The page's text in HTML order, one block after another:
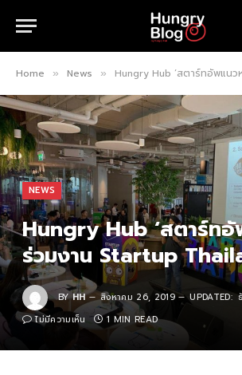
Home » News » Hungry Hub ‘สตาร์ทอัพแนวหน้า’ ร่ว
NEWS
Hungry Hub ‘สตาร์ทอั
ร่วมงาน Startup
BY HH สิงหาคม 26, 2019 UPDATED:
ไม่มีความเห็น
1 MIN READ